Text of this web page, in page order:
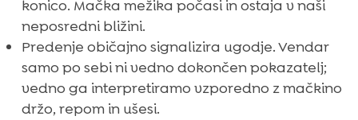
konico. Mačka mežika počasi in ostaja v naši
neposredni bližini.
Predenje običajno signalizira ugodje. Vendar
samo po sebi ni vedno dokončen pokazatelj;
vedno ga interpretiramo vzporedno z mačkino
držo, repom in ušesi.